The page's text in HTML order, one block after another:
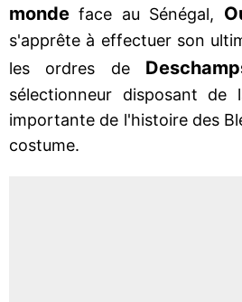
mondeface au Sénégal,
s'apprête à effectuer son
les ordres de
sélectionneur disposant de
importante de l'histoire des
costume.